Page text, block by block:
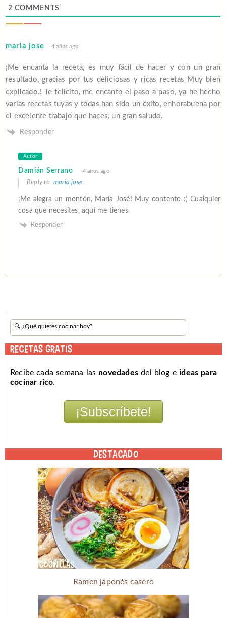
2 COMMENTS
maria jose 4 años ago
¡Me encanta la receta, es muy fácil de hacer y con un gran
resultado, gracias por tus deliciosas y ricas recetas Muy bien
explicado.! Te felicito, me encanto el paso a paso, ya he hecho
varias recetas tuyas y todas han sido un éxito, enhorabuena por
el excelente trabajo que haces, un gran saludo.
Responder
Autor
Damián Serrano 4 años ago
Reply to maria jose
¡Me alegra un montón, María José! Muy contento :) Cualquier
cosa que necesites, aquí me tienes.
Responder
RECETAS GRATIS
Recibe cada semana las novedades del blog eideas para
cocinar rico.
DESTACADO
Ramen japonés casero